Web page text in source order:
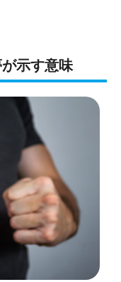
示す意味